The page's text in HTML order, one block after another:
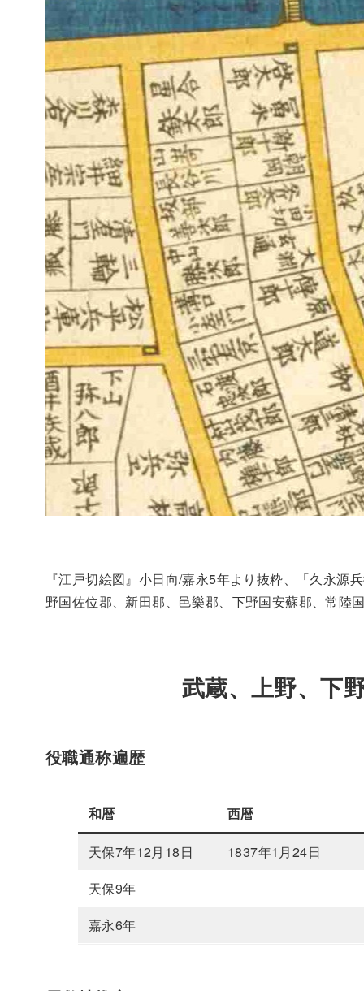
『江戸切絵図』小日向/嘉永5年より抜粋、「久永
野国佐位郡、新田郡、邑樂郡、下野国安蘇郡、常陸
武蔵、上野、下
役職通称遍歴
和暦 西暦
天保7年12月18日 1837年1月24日
天保9年
嘉永6年